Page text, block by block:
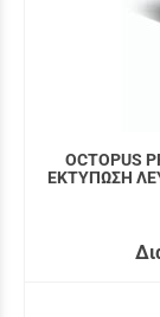
OCTOPUS
ΕΚΤΥΠΩΣΗ